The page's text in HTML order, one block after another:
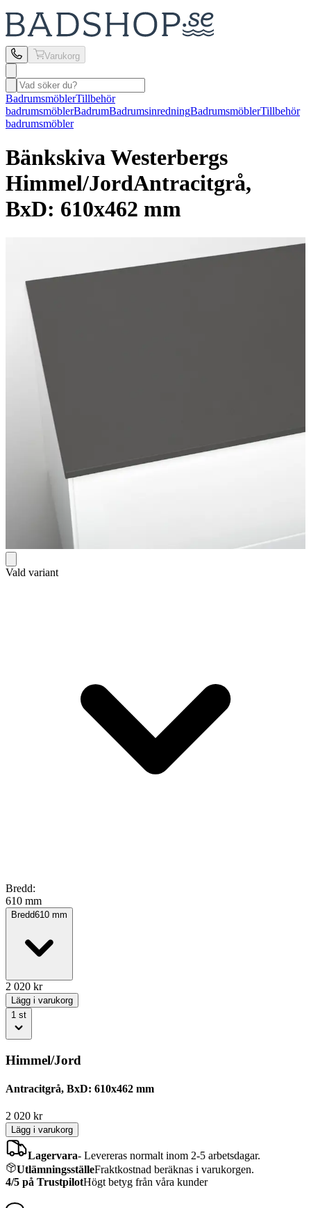
Varukorg
BadrumsmöblerTillbehör
badrumsmöblerBadrumBadrumsinredningBadrumsmöblerTillbehör
badrumsmöbler
Bänkskiva Westerbergs
Himmel/JordAntracitgrå,
BxD: 610x462 mm
Vald variant
Bredd:
610 mm
Bredd610 mm
2 020 kr
Lägg i varukorg
1 st
Himmel/Jord
Antracitgrå, BxD: 610x462 mm
2 020 kr
Lägg i varukorg
Lagervara- Levereras normalt inom 2-5 arbetsdagar.
UtlämningsställeFraktkostnad beräknas i varukorgen.
4/5 på TrustpilotHögt betyg från våra kunder